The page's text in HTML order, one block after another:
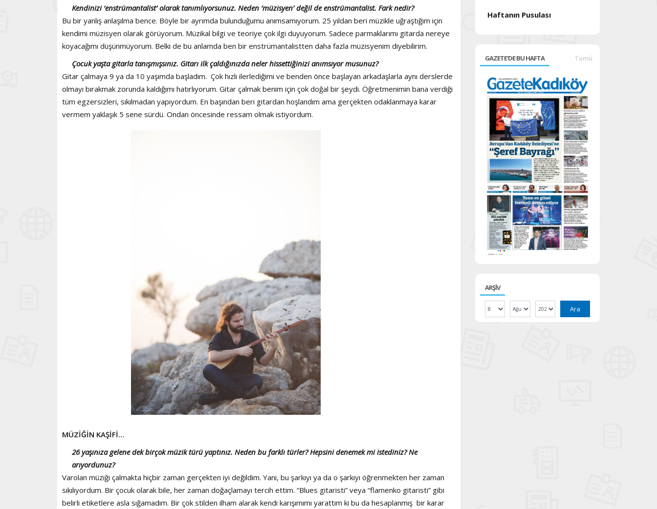
Kendinizi ‘enstrümantalist’ olarak tanımlıyorsunuz. Neden ‘müzisyen’ değil de enstrümantalist. Fark nedir?
Bu bir yanlış anlaşılma bence. Böyle bir ayrımda bulunduğumu anımsamıyorum. 25 yıldan beri müzikle uğraştığım için
kendimi müzisyen olarak görüyorum. Müzikal bilgi ve teoriye çok ilgi duyuyorum. Sadece parmaklarımı gitarda nereye
koyacağımı düşünmüyorum. Belki de bu anlamda ben bir enstrümantalistten daha fazla müzisyenim diyebilirim.
Çocuk yaşta gitarla tanışmışsınız. Gitarı ilk çaldığınızda neler hissettiğinizi anımsıyor musunuz?
Gitar çalmaya 9 ya da 10 yaşımda başladım. Çok hızlı ilerlediğimi ve benden önce başlayan arkadaşlarla aynı derslerde
olmayı bırakmak zorunda kaldığımı hatırlıyorum. Gitar çalmak benim için çok doğal bir şeydi. Öğretmenimin bana verdiği
tüm egzersizleri, sıkılmadan yapıyordum. En başından beri gitardan hoşlandım ama gerçekten odaklanmaya karar
vermem yaklaşık 5 sene sürdü. Ondan öncesinde ressam olmak istiyordum.
MÜZİĞİN KAŞİFİ…
26 yaşınıza gelene dek birçok müzik türü yaptınız. Neden bu farklı türler? Hepsini denemek mi istediniz? Ne
arıyordunuz?
Varolan müziği çalmakta hiçbir zaman gerçekten iyi değildim. Yani, bu şarkıyı ya da o şarkıyı öğrenmekten her zaman
sıkılıyordum. Bir çocuk olarak bile, her zaman doğaçlamayı tercih ettim. “Blues gitaristi” veya “flamenko gitaristi” gibi
belirli etiketlere asla sığamadım. Bir çok stilden ilham alarak kendi karışımımı yarattım ki bu da hesaplanmış bir karar
Haftanın Sinevizyonu Haftanın Pusulası
Haftanın Pusulası
GAZETE'DE BU HAFTA Tümü
ARŞİV
Ara